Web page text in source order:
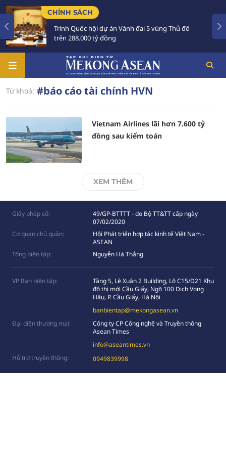
CHÍNH SÁCH
Trình Quốc hội dự án Vành đai 5 vùng Thủ đô
trên 288.000 tỷ đồng
Từ khoá: #báo cáo tài chính HVN
Vietnam Airlines lãi hơn 7.600 tỷ
đồng sau kiểm toán
XEM THÊM
Giấy phép số:
49/GP-BTTTT - do Bộ TT&TT cấp ngày
07/02/2020
Cơ quan chủ quản:
Hội Phát triển hợp tác kinh tế Việt Nam -
ASEAN
Tổng biên tập:
Nguyễn Hà Thắng
VP Ban biên tập:
Tầng 5, Lê Xuân 2 Building, Lô C15/D21 Khu
đô thị mới Cầu Giấy, Ngõ 100 Dịch Vọng
Hâụ, P. Cầu Giấy, Hà Nội
banbientap@mekongasean.vn
Đại diện thương mại:
Công ty CP Công nghệ và Truyền thông
Asean Times
info@aseantimes.vn
Hỗ trợ truyền thông:
0949839998